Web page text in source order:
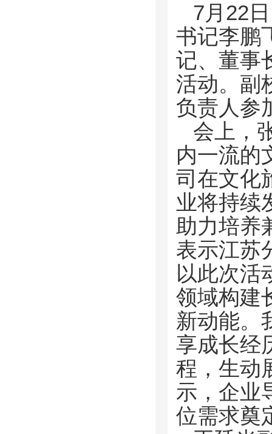
7月22
书记李鹏
记、董事
活动。副
负责人参
会上，
内一流的
司在文化
业将持续
助力培养
表示江苏
以此次活
领域构建
新动能。
享成长经
程，生动
示，企业
位需求奠